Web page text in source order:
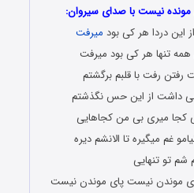
مونده نیست با صدای سیروان:
این دردا هر کی بود میرفت
تنها هر کی بود میرفت
رفت با قلبم برگشتم
داشت از این حس نگذشتم
کجا میری بی من کجاهایی
غم میگیره تا الانشم دیره
شم تو تنهایی
موندن نیست پای موندن نیست